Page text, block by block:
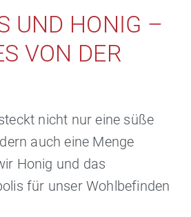
UND HONIG –
VON DER
nicht nur eine süße
auch eine Menge
Honig und das
für unser Wohlbefinden